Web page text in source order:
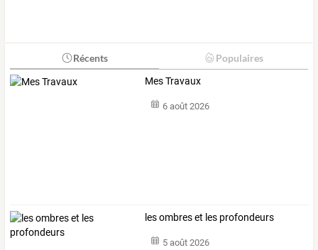
Récents Populaires
Mes Travaux
6 août 2026
les ombres et les profondeurs
5 août 2026